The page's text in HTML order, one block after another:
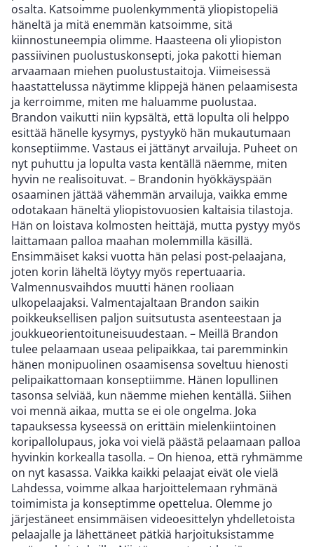
osalta. Katsoimme puolenkymmentä yliopistopeliä
häneltä ja mitä enemmän katsoimme, sitä
kiinnostuneempia olimme. Haasteena oli yliopiston
passiivinen puolustuskonsepti, joka pakotti hieman
arvaamaan miehen puolustustaitoja. Viimeisessä
haastattelussa näytimme klippejä hänen pelaamisesta
ja kerroimme, miten me haluamme puolustaa.
Brandon vaikutti niin kypsältä, että lopulta oli helppo
esittää hänelle kysymys, pystyykö hän mukautumaan
konseptiimme. Vastaus ei jättänyt arvailuja. Puheet on
nyt puhuttu ja lopulta vasta kentällä näemme, miten
hyvin ne realisoituvat. – Brandonin hyökkäyspään
osaaminen jättää vähemmän arvailuja, vaikka emme
odotakaan häneltä yliopistovuosien kaltaisia tilastoja.
Hän on loistava kolmosten heittäjä, mutta pystyy myös
laittamaan palloa maahan molemmilla käsillä.
Ensimmäiset kaksi vuotta hän pelasi post-pelaajana,
joten korin läheltä löytyy myös repertuaaria.
Valmennusvaihdos muutti hänen rooliaan
ulkopelaajaksi. Valmentajaltaan Brandon saikin
poikkeuksellisen paljon suitsutusta asenteestaan ja
joukkueorientoituneisuudestaan. – Meillä Brandon
tulee pelaamaan useaa pelipaikkaa, tai paremminkin
hänen monipuolinen osaamisensa soveltuu hienosti
pelipaikattomaan konseptiimme. Hänen lopullinen
tasonsa selviää, kun näemme miehen kentällä. Siihen
voi mennä aikaa, mutta se ei ole ongelma. Joka
tapauksessa kyseessä on erittäin mielenkiintoinen
koripallolupaus, joka voi vielä päästä pelaamaan palloa
hyvinkin korkealla tasolla. – On hienoa, että ryhmämme
on nyt kasassa. Vaikka kaikki pelaajat eivät ole vielä
Lahdessa, voimme alkaa harjoittelemaan ryhmänä
toimimista ja konseptimme opettelua. Olemme jo
järjestäneet ensimmäisen videoesittelyn yhdelletoista
pelaajalle ja lähettäneet pätkiä harjoituksistamme